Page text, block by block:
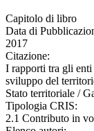
Capitolo di libro
Data di
2017
Citazione:
I rapporti tra gli
sviluppo del
Stato territoriale /
Tipologia CRIS:
2.1 Contributo in